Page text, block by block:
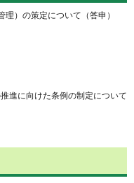
）の策定について（答申）
進に向けた条例の制定について